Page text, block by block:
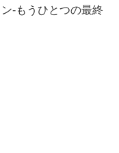
-もうひとつの最終